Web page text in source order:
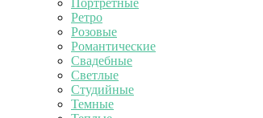
Портретные
Ретро
Розовые
Романтические
Свадебные
Светлые
Студийные
Темные